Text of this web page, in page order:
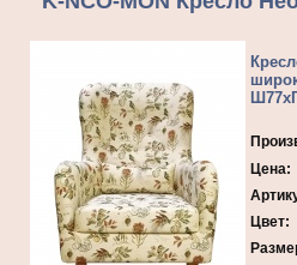
Цена:
Цвет: